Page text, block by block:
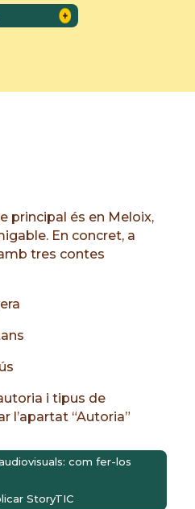
principal és en Meloix,
En concret, a
tres contes
i tipus de
l’apartat “Autoria”
com fer-los
StoryTIC